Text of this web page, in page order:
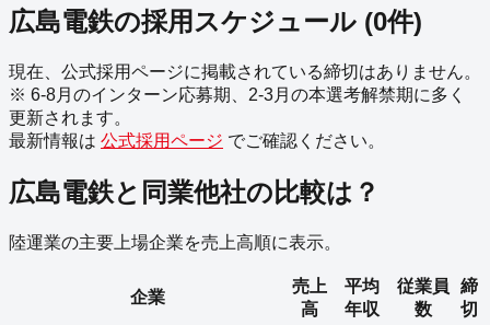
広島電鉄の採用スケジュール (0件)
現在、公式採用ページに掲載されている締切はありません。
※ 6-8月のインターン応募期、2-3月の本選考解禁期に多く
更新されます。
最新情報は 公式採用ページ でご確認ください。
広島電鉄と同業他社の比較は？
陸運業の主要上場企業を売上高順に表示。
企業
売上
高
平均
年収
従業員
数
締
切